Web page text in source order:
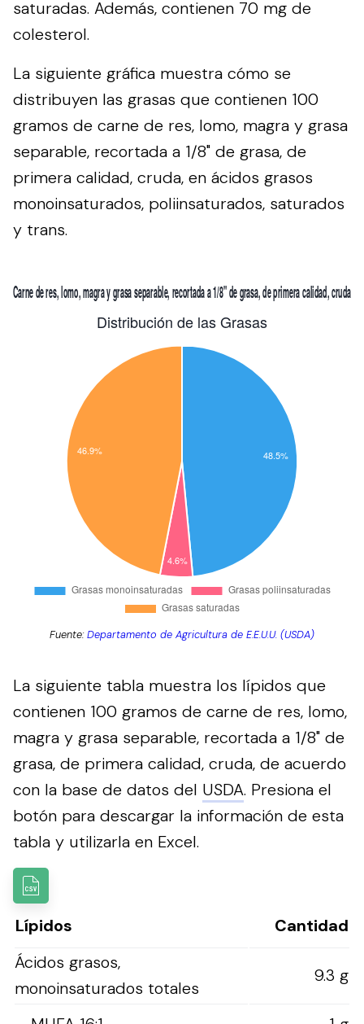
saturadas. Además, contienen 70 mg de
colesterol.
La siguiente gráfica muestra cómo se
distribuyen las grasas que contienen 100
gramos de carne de res, lomo, magra y grasa
separable, recortada a 1/8" de grasa, de
primera calidad, cruda, en ácidos grasos
monoinsaturados, poliinsaturados, saturados
y trans.
Fuente:Departamento de Agricultura de E.E.U.U. (USDA)
La siguiente tabla muestra los lípidos que
contienen 100 gramos de carne de res, lomo,
magra y grasa separable, recortada a 1/8" de
grasa, de primera calidad, cruda, de acuerdo
con la base de datos del USDA. Presiona el
botón para descargar la información de esta
tabla y utilizarla en Excel.
Lípidos
Cantidad
Ácidos grasos,
monoinsaturados totales
9.3 g